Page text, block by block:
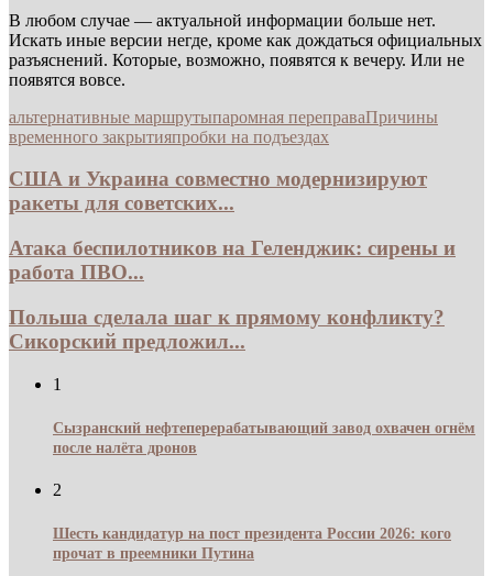
В любом случае — актуальной информации больше нет.
Искать иные версии негде, кроме как дождаться официальных
разъяснений. Которые, возможно, появятся к вечеру. Или не
появятся вовсе.
альтернативные маршрутыпаромная переправаПричины
временного закрытияпробки на подъездах
США и Украина совместно модернизируют
ракеты для советских...
Атака беспилотников на Геленджик: сирены и
работа ПВО...
Польша сделала шаг к прямому конфликту?
Сикорский предложил...
1
Сызранский нефтеперерабатывающий завод охвачен огнём
после налёта дронов
2
Шесть кандидатур на пост президента России 2026: кого
прочат в преемники Путина